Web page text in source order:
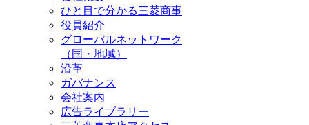
ひと目で分かる三菱商事
役員紹介
グローバルネットワーク
（国・地域）
沿革
ガバナンス
会社案内
広告ライブラリー